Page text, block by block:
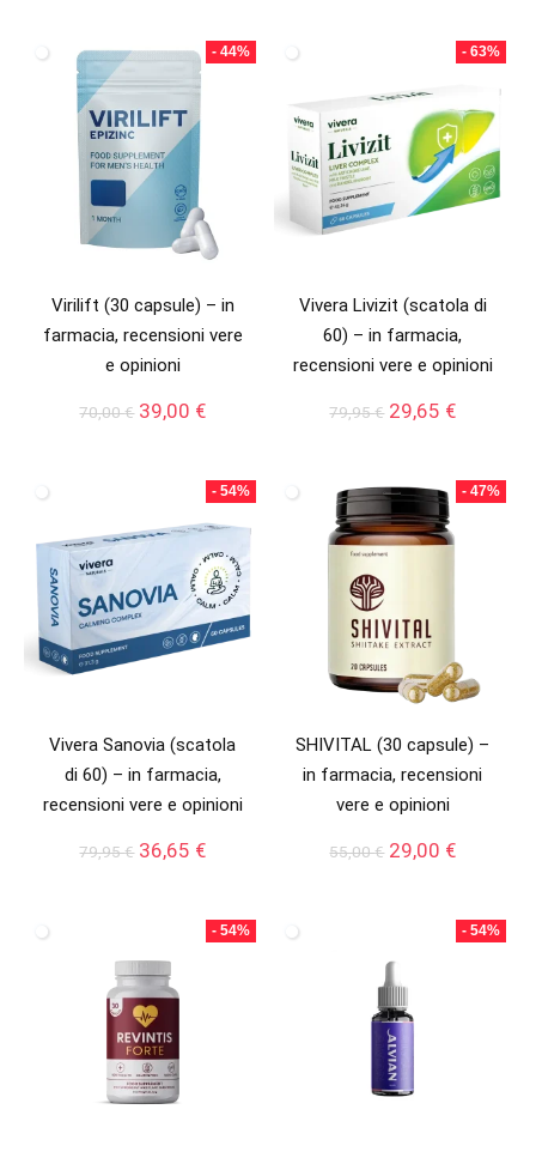
78,00 €.
è:
39,00 €.
60,00 €.
è:
39,00 €.
- 44%
Virilift (30 capsule) – in
farmacia, recensioni vere
e opinioni
70,00€ Il
70,00 €.
39,00 €Il
è:
39,00 €.
- 63%
Vivera Livizit (scatola di
60) – in farmacia,
recensioni vere e opinioni
79,95€ Il
era:
79,95 €.
29,65 €Il
è:
29,65 €.
- 54%
Vivera Sanovia (scatola
di 60) – in farmacia,
recensioni vere e opinioni
79,95€ Il
79,95 €.
36,65 €Il
è:
36,65 €.
- 47%
SHIVITAL (30 capsule) –
in farmacia, recensioni
vere e opinioni
55,00€ Il
55,00 €.
29,00 €Il
è:
29,00 €.
- 54% - 54%